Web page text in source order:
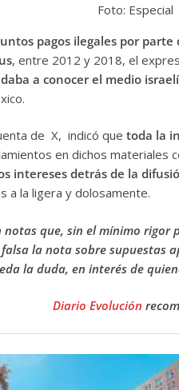
Foto: Especial
pagos ilegales por
, entre 2012 y 2018, el
a conocer el medio israelí
de X, indicó que toda la
en dichos materiales
intereses detrás de la
a la ligera y dolosamente.
notas que, sin el mínimo
la nota sobre supuestas
la duda, en interés de
Diario Evolución